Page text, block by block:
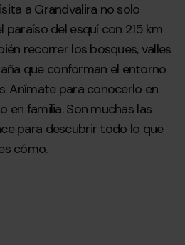
a Grandvalira no solo
del esquí con 215 km
recorrer los bosques, valles
que conforman el entorno
Anímate para conocerlo en
en familia. Son muchas las
para descubrir todo lo que
cómo.